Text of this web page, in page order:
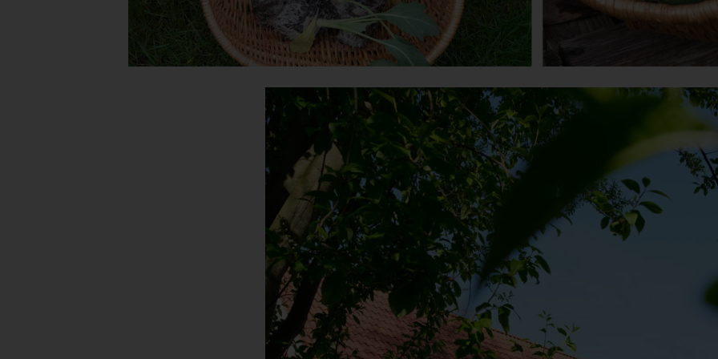
Verantwortlicher im Sinne der Datenschutz-Grundverordnung, sonstiger in
den Mitgliedstaaten der Europäischen Union geltenden
und anderer Bestimmungen mit datenschutzrechtlichem Charakter ist:
Marcus Klose
Beckedorfer Straße 9a
28755 Bremen - Deutschland
Telefon: 0421-83000770
Fax: 0421-83000779
E-Mail:
UST-ID: DE254087433
Cookies
Die Internetseiten verwenden Cookies. Cookies sind Textdateien, welche
über einen Internetbrowser auf einem Computersystem abgelegt und